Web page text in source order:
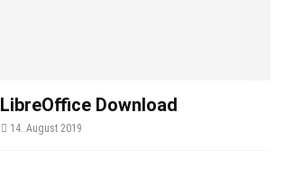
LibreOffice Download
14. August 2019